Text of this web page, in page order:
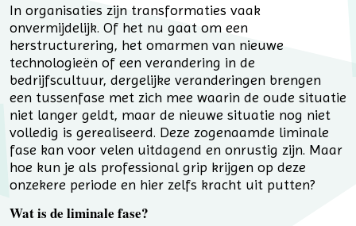
In organisaties zijn transformaties vaak
onvermijdelijk. Of het nu gaat om een
herstructurering, het omarmen van nieuwe
technologieën of een verandering in de
bedrijfscultuur, dergelijke veranderingen brengen
een tussenfase met zich mee waarin de oude situatie
niet langer geldt, maar de nieuwe situatie nog niet
volledig is gerealiseerd. Deze zogenaamde liminale
fase kan voor velen uitdagend en onrustig zijn. Maar
hoe kun je als professional grip krijgen op deze
onzekere periode en hier zelfs kracht uit putten?
Wat is de liminale fase?